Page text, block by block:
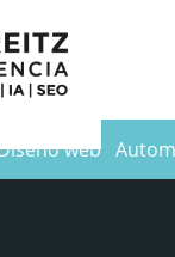
web